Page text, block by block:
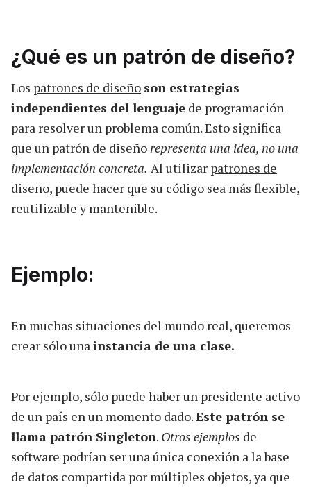
¿Qué es un patrón de diseño?
Los patrones de diseño son estrategias
independientes del lenguaje de programación
para resolver un problema común. Esto significa
que un patrón de diseñorepresenta una idea, no una
implementación concreta. Al utilizar patrones de
diseño, puede hacer que su código sea más flexible,
reutilizable y mantenible.
Ejemplo:
En muchas situaciones del mundo real, queremos
crear sólo unainstancia de una clase.
Por ejemplo, sólo puede haber un presidente activo
de un país en un momento dado.Este patrón se
llama patrón Singleton. Otros ejemplos de
software podrían ser una única conexión a la base
de datos compartida por múltiples objetos, ya que